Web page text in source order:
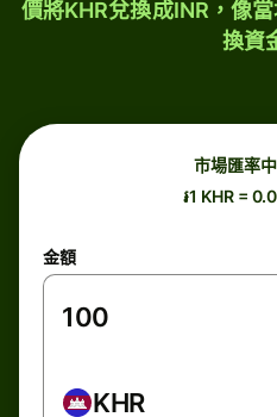
價將KHR兌換成INR，像
換資
市場匯率
៛1 KHR =
金額
KHR